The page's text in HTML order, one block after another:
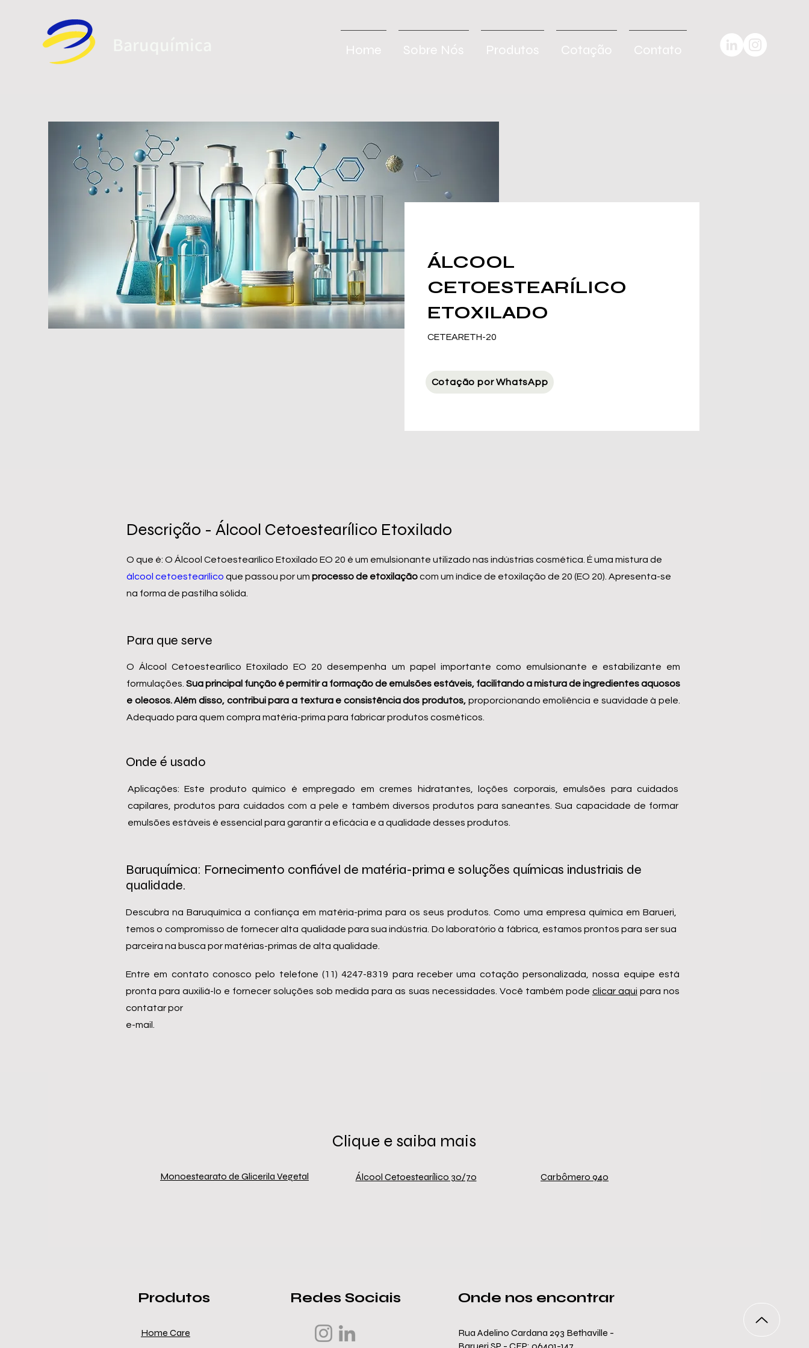
Home Sobre Nós Produtos Cotação Contato
ÁLCOOL
CETOESTEARÍLICO
ETOXILADO
CETEARETH-20
Cotação por WhatsApp
O que é: O Álcool Cetoestearílico Etoxilado EO 20 é um emulsionante utilizado nas indústrias cosmética. É uma mistura de
álcool cetoestearílico que passou por um processo de etoxilaçãocom um índice de etoxilação de 20 (EO 20). Apresenta-se
na forma de pastilha sólida.
Para que serve
O Álcool Cetoestearílico Etoxilado EO 20 desempenha um papel importante como emulsionante e estabilizante em
formulações. Sua principal função é permitir a formação de emulsões estáveis, facilitando a mistura de ingredientes aquosos
e oleosos. Além disso, contribui para a textura e consistência dos produtos, proporcionando emoliência e suavidade à pele.
Adequado para quem compra matéria-prima para fabricar produtos cosméticos.
Onde é usado
Aplicações: Este produto químico é empregado em cremes hidratantes, loções corporais, emulsões para cuidados
capilares, produtos para cuidados com a pele e também diversos produtos para saneantes. Sua capacidade de formar
emulsões estáveis ​​é essencial para garantir a eficácia e a qualidade desses produtos.
Baruquímica: Fornecimento confiável de matéria-prima e soluções químicas industriais de
qualidade.
Descubra na Baruquímica a confiança em matéria-prima para os seus produtos. Como uma empresa química em Barueri,
temos o compromisso de fornecer alta qualidade para sua indústria. Do laboratório à fábrica, estamos prontos para ser sua
parceira na busca por matérias-primas de alta qualidade.
Entre em contato conosco pelo telefone (11) 4247-8319 para receber uma cotação personalizada, nossa equipe está
pronta para auxiliá-lo e fornecer soluções sob medida para as suas necessidades. Você também pode clicar aqui para nos
contatar por
e-mail.
Descrição - Álcool Cetoestearílico Etoxilado
Clique e saiba mais
Monoestearato de Glicerila Vegetal Álcool Cetoestearílico 30/70 Carbômero 940
Produtos Redes Sociais Onde nos encontrar
Home Care
Rua Adelino Cardana 293 Bethaville -